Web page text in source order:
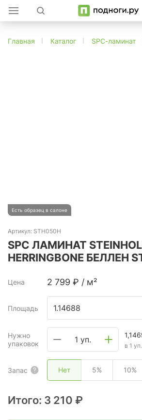
Главная Каталог SPC-ламинат
Есть образец в салоне
Артикул: STH050Н
SPC ЛАМИНАТ
HERRINGBONE БЕЛЛЕН
Цена 2 799 ₽ / м²
Площадь
Нужно
упаковок
1 уп.
в 1 уп.
Запас Нет 5% 10%
Итого: 3 210 ₽